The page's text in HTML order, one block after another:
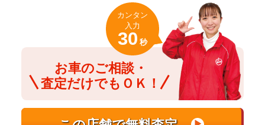
お車のご相談・
査定だけでもＯＫ！
カンタン
入力
30 秒